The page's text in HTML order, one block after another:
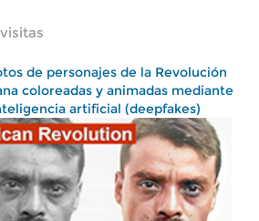
visitas
de personajes de la Revolución
coloreadas y animadas mediante
artificial (deepfakes)